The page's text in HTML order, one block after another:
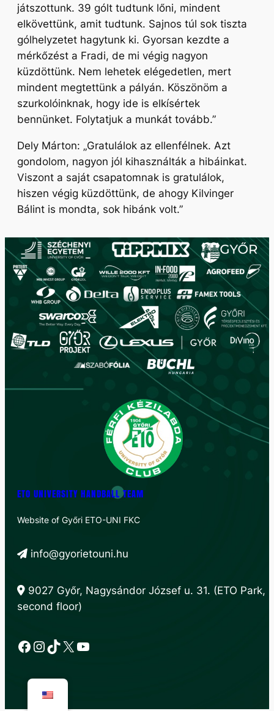
játszottunk. 39 gólt tudtunk lőni, mindent
elkövettünk, amit tudtunk. Sajnos túl sok tiszta
gólhelyzetet hagytunk ki. Gyorsan kezdte a
mérkőzést a Fradi, de mi végig nagyon
küzdöttünk. Nem lehetek elégedetlen, mert
mindent megtettünk a pályán. Köszönöm a
szurkolóinknak, hogy ide is elkísértek
bennünket. Folytatjuk a munkát tovább.”
Dely Márton: „Gratulálok az ellenfélnek. Azt
gondolom, nagyon jól kihasználták a hibáinkat.
Viszont a saját csapatomnak is gratulálok,
hiszen végig küzdöttünk, de ahogy Kilvinger
Bálint is mondta, sok hibánk volt.”
ETO UNIVERSITY HANDBALL TEAM
Website of Győri ETO-UNI FKC
info@gyorietouni.hu
9027 Győr, Nagysándor József u. 31. (ETO Park,
second floor)
Facebook
Instagram
TikTok
X YouTube